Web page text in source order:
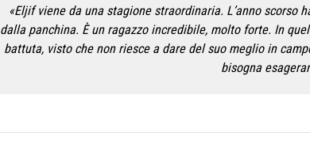
«Eljif viene da una stagione straordinaria. L’anno scorso
dalla panchina. È un ragazzo incredibile, molto forte. In
battuta, visto che non riesce a dare del suo meglio in
bisogna